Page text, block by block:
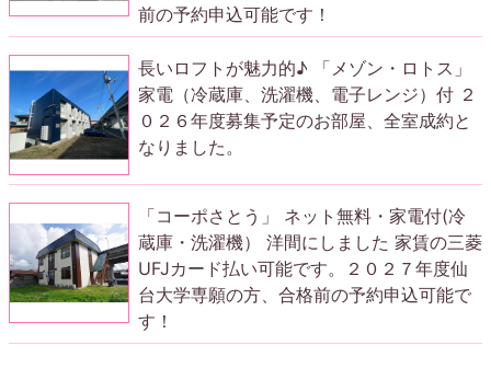
前の予約申込可能です！
長いロフトが魅力的♪ 「メゾン・ロトス」
家電（冷蔵庫、洗濯機、電子レンジ）付 ２
０２６年度募集予定のお部屋、全室成約と
なりました。
「コーポさとう」 ネット無料・家電付(冷
蔵庫・洗濯機） 洋間にしました 家賃の三菱
UFJカード払い可能です。２０２７年度仙
台大学専願の方、合格前の予約申込可能で
す！